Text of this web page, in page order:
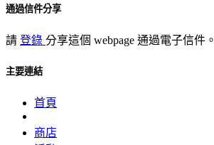
通過信件分享
請 登錄 分享這個 webpage 通過電子信件。
主要連結
首頁
商店